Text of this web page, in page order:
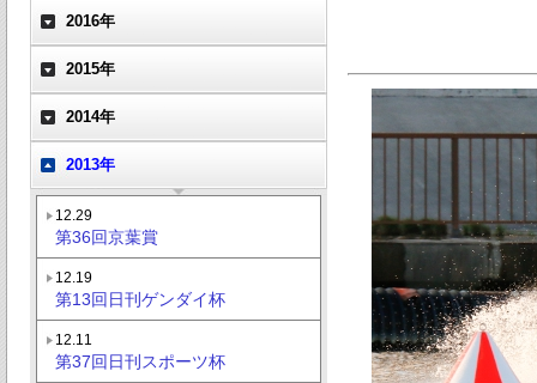
2016年
2015年
2014年
2013年
12.29
第36回京葉賞
12.19
第13回日刊ゲンダイ杯
12.11
第37回日刊スポーツ杯